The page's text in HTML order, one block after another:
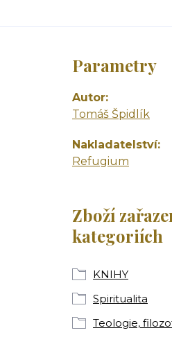
Parametry
Autor
Tomáš Špidlík
Nakladatelství
Refugium
Zboží
kategoriích
KNIHY
Spiritualita
Teologie,